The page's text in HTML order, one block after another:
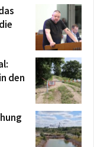
den